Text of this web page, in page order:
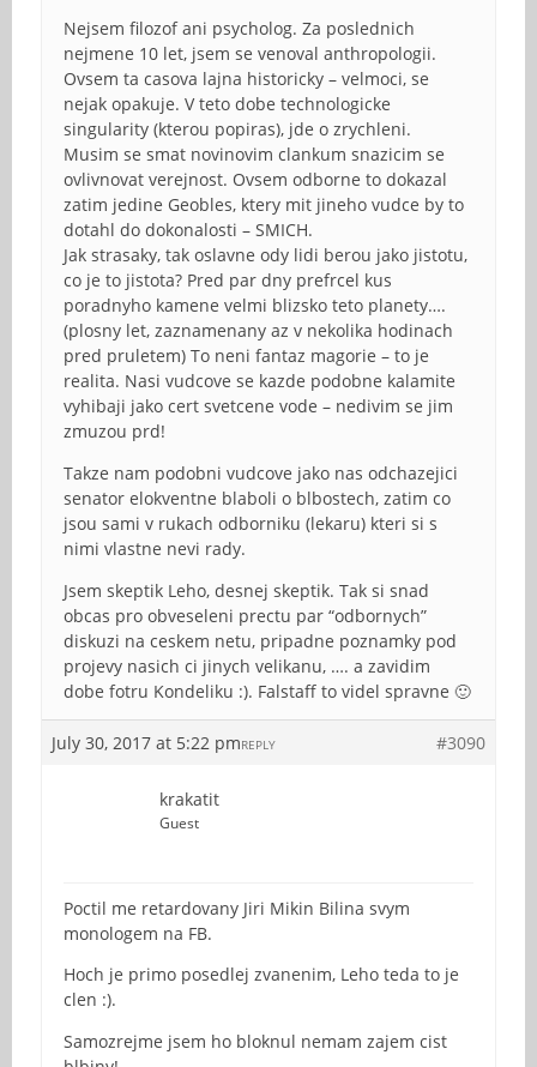
Nejsem filozof ani psycholog. Za poslednich
nejmene 10 let, jsem se venoval anthropologii.
Ovsem ta casova lajna historicky – velmoci, se
nejak opakuje. V teto dobe technologicke
singularity (kterou popiras), jde o zrychleni.
Musim se smat novinovim clankum snazicim se
ovlivnovat verejnost. Ovsem odborne to dokazal
zatim jedine Geobles, ktery mit jineho vudce by to
dotahl do dokonalosti – SMICH.
Jak strasaky, tak oslavne ody lidi berou jako jistotu,
co je to jistota? Pred par dny prefrcel kus
poradnyho kamene velmi blizsko teto planety….
(plosny let, zaznamenany az v nekolika hodinach
pred pruletem) To neni fantaz magorie – to je
realita. Nasi vudcove se kazde podobne kalamite
vyhibaji jako cert svetcene vode – nedivim se jim
zmuzou prd!
Takze nam podobni vudcove jako nas odchazejici
senator elokventne blaboli o blbostech, zatim co
jsou sami v rukach odborniku (lekaru) kteri si s
nimi vlastne nevi rady.
Jsem skeptik Leho, desnej skeptik. Tak si snad
obcas pro obveseleni prectu par “odbornych”
diskuzi na ceskem netu, pripadne poznamky pod
projevy nasich ci jinych velikanu, …. a zavidim
dobe fotru Kondeliku :). Falstaff to videl spravne 🙂
July 30, 2017 at 5:22 pm #3090
REPLY
krakatit
Guest
Poctil me retardovany Jiri Mikin Bilina svym
monologem na FB.
Hoch je primo posedlej zvanenim, Leho teda to je
clen :).
Samozrejme jsem ho bloknul nemam zajem cist